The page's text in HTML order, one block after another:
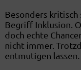
Besonders kritisch
Begriff Inklusion.
doch echte
nicht immer.
entmutigen lassen.